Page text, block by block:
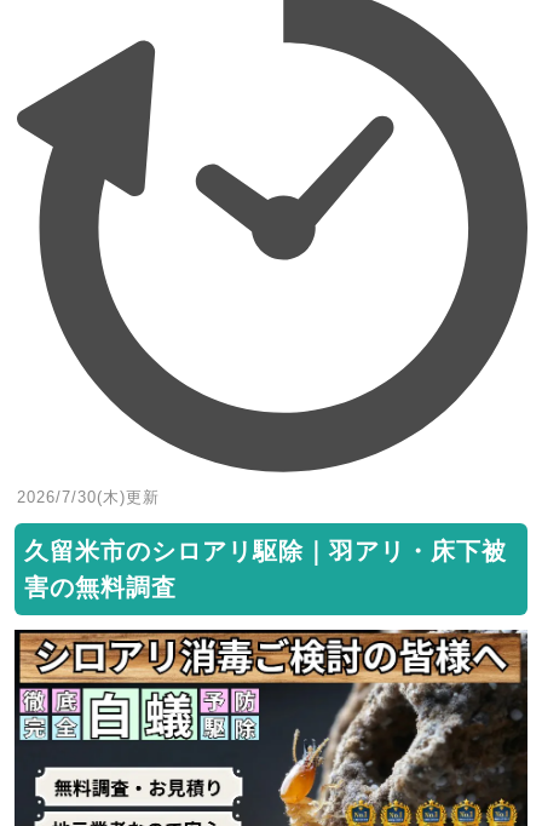
2026/7/30(木)更新
久留米市のシロアリ駆除｜羽アリ・床下被
害の無料調査